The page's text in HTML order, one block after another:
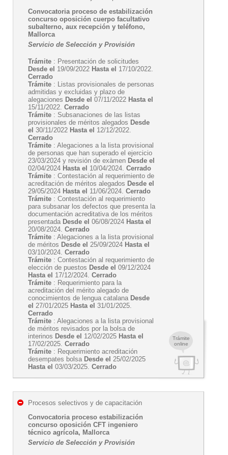
Trámite
online
Convocatoria proceso de estabilización
concurso oposición cuerpo facultativo
subalterno, aux recepción y teléfono,
Mallorca
Servicio de Selección y Provisión
Trámite : Presentación de solicitudes
Desde el 19/09/2022 Hasta el 17/10/2022.
Cerrado
Trámite : Listas provisionales de personas
admitidas y excluidas y plazo de
alegaciones Desde el 07/11/2022 Hasta el
15/11/2022. Cerrado
Trámite : Subsanaciones de las listas
provisionales de méritos alegados Desde
el 30/11/2022 Hasta el 12/12/2022.
Cerrado
Trámite : Alegaciones a la lista provisional
de personas que han superado el ejercicio
23/03/2024 y revisión de exàmen Desde el
02/04/2024 Hasta el 10/04/2024. Cerrado
Trámite : Contestación al requerimiento de
acreditación de méritos alegados Desde el
29/05/2024 Hasta el 11/06/2024. Cerrado
Trámite : Contestación al requerimiento
para subsanar los defectos que presenta la
documentación acreditativa de los méritos
presentada Desde el 06/08/2024 Hasta el
20/08/2024. Cerrado
Trámite : Alegaciones a la lista provisional
de méritos Desde el 25/09/2024 Hasta el
03/10/2024. Cerrado
Trámite : Contestación al requerimiento de
elección de puestos Desde el 09/12/2024
Hasta el 17/12/2024. Cerrado
Trámite : Requerimiento para la
acreditación del mérito alegado de
conocimientos de lengua catalana Desde
el 27/01/2025 Hasta el 31/01/2025.
Cerrado
Trámite : Alegaciones a la lista provisional
de méritos revisados por la bolsa de
interinos Desde el 12/02/2025 Hasta el
17/02/2025. Cerrado
Trámite : Requerimiento acreditación
desempates bolsa Desde el 25/02/2025
Hasta el 03/03/2025. Cerrado
Procesos selectivos y de capacitación
Convocatoria proceso estabilización
concurso oposición CFT ingeniero
técnico agrícola, Mallorca
Servicio de Selección y Provisión